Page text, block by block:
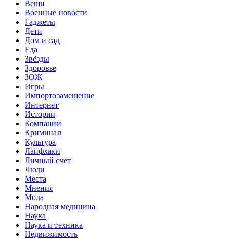
Вещи
Военные новости
Гаджеты
Дети
Дом и сад
Еда
Звёзды
Здоровье
ЗОЖ
Игры
Импортозамещение
Интернет
Истории
Компании
Криминал
Культура
Лайфхаки
Личный счет
Люди
Места
Мнения
Мода
Народная медицина
Наука
Наука и техника
Недвижимость